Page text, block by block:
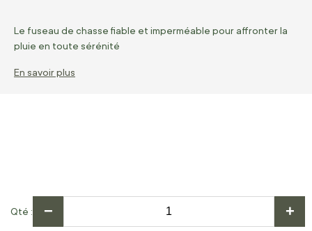
Le fuseau de chasse fiable et imperméable pour affronter la
pluie en toute sérénité
En savoir plus
Qté − +